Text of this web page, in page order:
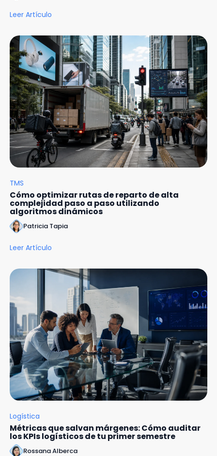
Leer Artículo
TMS
Cómo optimizar rutas de reparto de alta
complejidad paso a paso utilizando
algoritmos dinámicos
Patricia Tapia
Leer Artículo
Logística
Métricas que salvan márgenes: Cómo auditar
los KPIs logísticos de tu primer semestre
Rossana Alberca